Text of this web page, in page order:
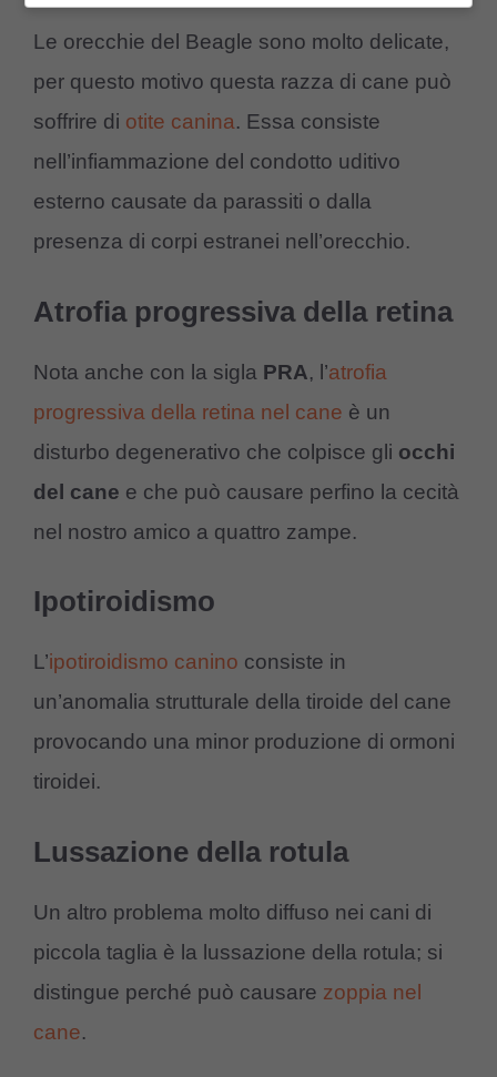
Le orecchie del Beagle sono molto delicate,
per questo motivo questa razza di cane può
soffrire di otite canina. Essa consiste
nell’infiammazione del condotto uditivo
esterno causate da parassiti o dalla
presenza di corpi estranei nell’orecchio.
Atrofia progressiva della retina
Nota anche con la sigla PRA, l’atrofia
progressiva della retina nel cane è un
disturbo degenerativo che colpisce gli occhi
del cane e che può causare perfino la cecità
nel nostro amico a quattro zampe.
Ipotiroidismo
L’ipotiroidismo canino consiste in
un’anomalia strutturale della tiroide del cane
provocando una minor produzione di ormoni
tiroidei.
Lussazione della rotula
Un altro problema molto diffuso nei cani di
piccola taglia è la lussazione della rotula; si
distingue perché può causare zoppia nel
cane.